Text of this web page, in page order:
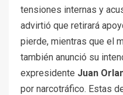
tensiones internas y
advirtió que retirará
pierde, mientras que el
también anunció su
expresidente Juan
por narcotráfico. Estas